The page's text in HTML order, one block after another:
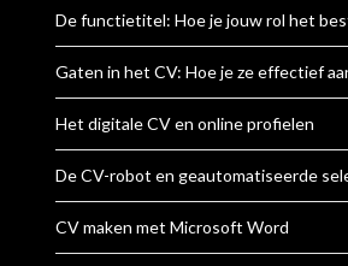
De functietitel: Hoe je jouw rol het
Gaten in het CV: Hoe je ze effectief
Het digitale CV en online profielen
De CV-robot en geautomatiseerde
CV maken met Microsoft Word